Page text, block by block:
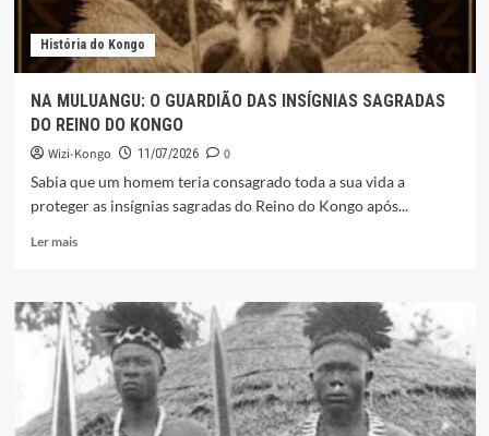
História do Kongo
NA MULUANGU: O GUARDIÃO DAS INSÍGNIAS SAGRADAS
DO REINO DO KONGO
Wizi-Kongo 11/07/2026
0
Sabia que um homem teria consagrado toda a sua vida a
proteger as insígnias sagradas do Reino do Kongo após...
Ler maisLeia
NA
MULUANGU:
O
GUARDIÃO
DAS
INSÍGNIAS
SAGRADAS